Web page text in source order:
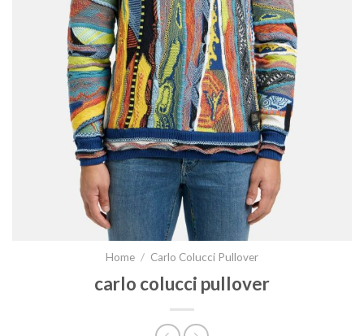
Home / Carlo Colucci Pullover
carlo colucci pullover